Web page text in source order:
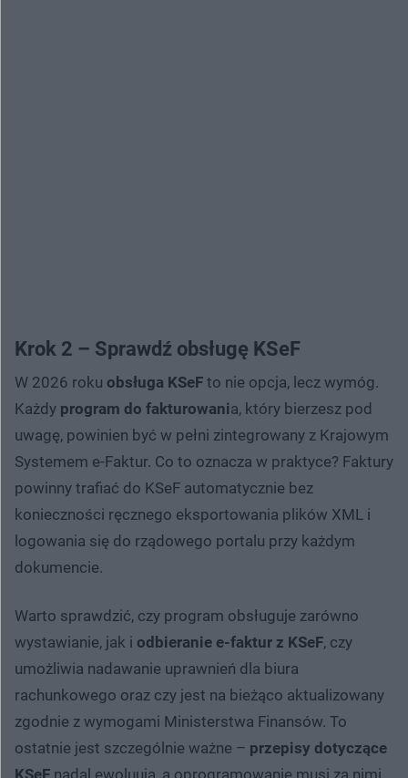
Krok 2 – Sprawdź obsługę KSeF
W 2026 roku obsługa KSeF to nie opcja, lecz wymóg.
Każdy program do fakturowania, który bierzesz pod
uwagę, powinien być w pełni zintegrowany z Krajowym
Systemem e-Faktur. Co to oznacza w praktyce? Faktury
powinny trafiać do KSeF automatycznie bez
konieczności ręcznego eksportowania plików XML i
logowania się do rządowego portalu przy każdym
dokumencie.
Warto sprawdzić, czy program obsługuje zarówno
wystawianie, jak i odbieranie e-faktur z KSeF, czy
umożliwia nadawanie uprawnień dla biura
rachunkowego oraz czy jest na bieżąco aktualizowany
zgodnie z wymogami Ministerstwa Finansów. To
ostatnie jest szczególnie ważne – przepisy dotyczące
KSeF nadal ewoluują, a oprogramowanie musi za nimi